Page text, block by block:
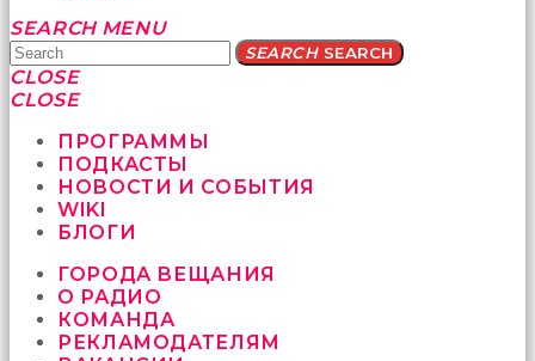
Yatağa
bile
geçmeye
fırsat
sikici
kocalar
güzel
karıları
öttürüyor
sex
hikayeleri
SEARCH MENU
SEARCHSEARCH
CLOSE
CLOSE
ПРОГРАММЫ
ПОДКАСТЫ
НОВОСТИ И СОБЫТИЯ
WIKI
БЛОГИ
ГОРОДА ВЕЩАНИЯ
О РАДИО
КОМАНДА
РЕКЛАМОДАТЕЛЯМ